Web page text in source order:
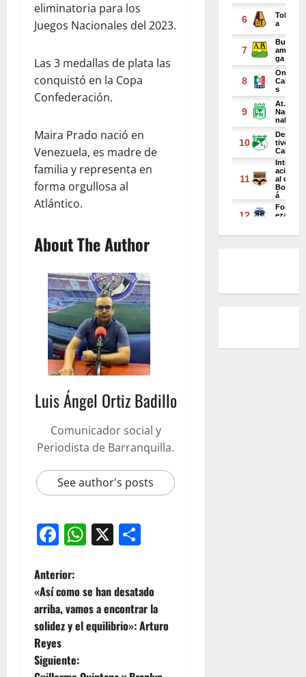
eliminatoria para los
Juegos Nacionales del 2023.
Las 3 medallas de plata las
conquistó en la Copa
Confederación.
Maira Prado nació en
Venezuela, es madre de
familia y representa en
forma orgullosa al
Atlántico.
About The Author
Luis Ángel Ortiz Badillo
Comunicador social y
Periodista de Barranquilla.
See author's posts
Facebook
WhatsApp
X
Anterior:
«Así como se han desatado
arriba, vamos a encontrar la
solidez y el equilibrio»: Arturo
Reyes
Siguiente: